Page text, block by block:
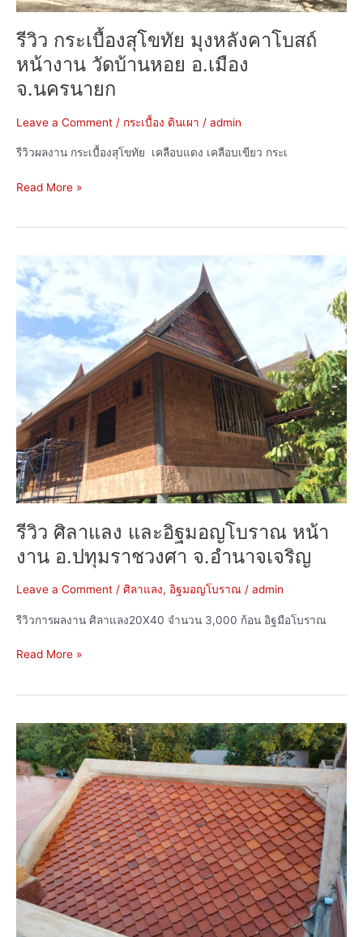
รีวิว กระเบื้องสุโขทัย มุงหลังคาโบสถ์
หน้างาน วัดบ้านหอย อ.เมือง
จ.นครนายก
Leave a Comment / กระเบื้อง ดินเผา / admin
รีวิวผลงาน กระเบื้องสุโขทัย เคลือบแดง เคลือบเขียว กระเ
Read More »
รีวิว ศิลาแลง และอิฐมอญโบราณ หน้า
งาน อ.ปทุมราชวงศา จ.อำนาจเจริญ
Leave a Comment / ศิลาแลง, อิฐมอญโบราณ / admin
รีวิวการผลงาน ศิลาแลง20X40 จำนวน 3,000 ก้อน อิฐมือโบราณ
ศิลา
แลง
และ
อิฐ
โบราณ
หน้า
อ.ปทุม
ราช
วงศา
จ.อำนาจเจริญ
Read More »
รีวิว
การ
ปู
กระเบื้อง
สุโขทัย
เคลือบ
แดง
หน้า
งาน
วัด
ผา